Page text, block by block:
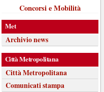
Concorsi e Mobilità
Met
Archivio news
Città Metropolitana
Città Metropolitana
Comunicati stampa